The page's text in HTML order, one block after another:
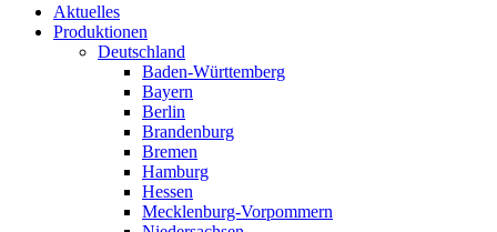
Aktuelles
Produktionen
Deutschland
Baden-Württemberg
Bayern
Berlin
Brandenburg
Bremen
Hamburg
Hessen
Mecklenburg-Vorpommern